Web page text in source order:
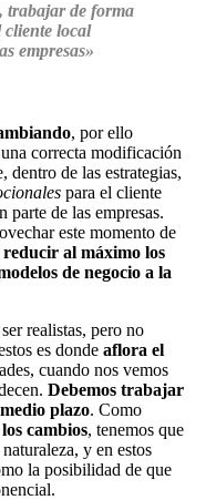
trabajar de forma
cliente local
empresas»
, por ello
correcta modificación
dentro de las estrategias,
para el cliente
parte de las empresas.
este momento de
reducir al máximo los
de negocio a la
realistas, pero no
es donde aflora el
cuando nos vemos
Debemos trabajar
plazo. Como
cambios, tenemos que
y en estos
la posibilidad de que